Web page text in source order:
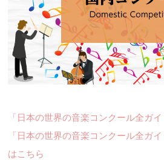
「日本の世界の音楽コンクール全ガ
「日本の世界の音楽コンクール全ガ
はこちら